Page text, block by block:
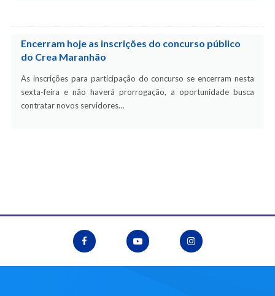
Encerram hoje as inscrições do concurso público
do Crea Maranhão
As inscrições para participação do concurso se encerram nesta
sexta-feira e não haverá prorrogação, a oportunidade busca
contratar novos servidores…